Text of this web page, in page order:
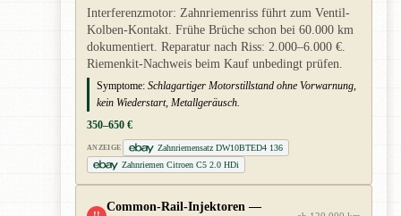
Interferenzmotor: Zahnriemenriss führt zum Ventil-
Kolben-Kontakt. Frühe Brüche schon bei 60.000 km
dokumentiert. Reparatur nach Riss: 2.000–6.000 €.
Riemenkit-Nachweis beim Kauf unbedingt prüfen.
Symptome: Schlagartiger Motorstillstand ohne Vorwarnung,
kein Wiederstart, Metallgeräusch.
350–650 €
ANZEIGE
Zahnriemensatz DW10BTED4 136
Zahnriemen Citroen C5 2.0 HDi
Common-Rail-Injektoren —